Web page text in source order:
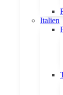
Italien